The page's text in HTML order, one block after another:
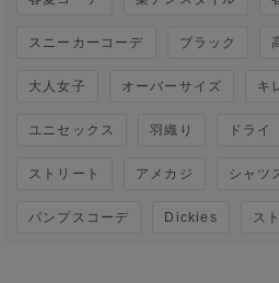
スニーカーコーデ ブラック
大人女子 オーバーサイズ キ
ユニセックス 羽織り ドライ
ストリート アメカジ シャツ
パンプスコーデ Dickies ス